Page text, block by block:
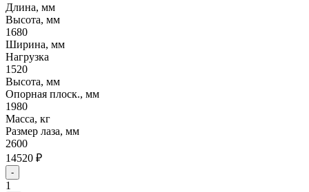
Длина, мм
Высота, мм
1680
Ширина, мм
Нагрузка
1520
Высота, мм
Опорная плоск., мм
1980
Масса, кг
Размер лаза, мм
2600
14520 ₽
-
1